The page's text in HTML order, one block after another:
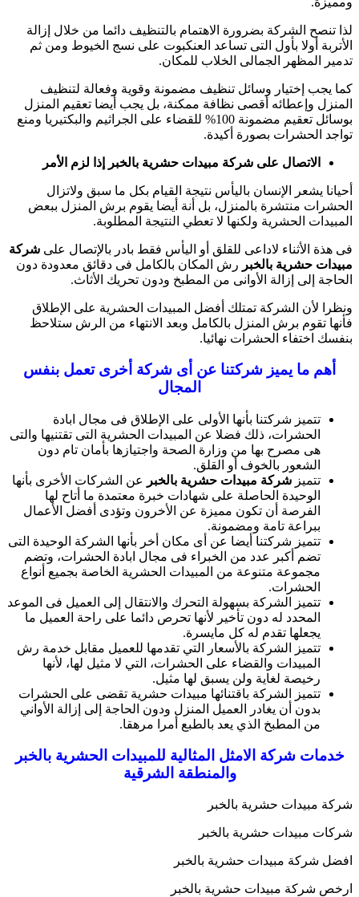
لذا تنصح الشركة بضرورة الاهتمام بالتنظيف دائما من خلال إزالة
الأتربة أولا بأول التى تساعد العنكبوت على نسج الخيوط ومن ثم
تدمير المظهر الجمالى الخلاب للمكان.
كما يجب إختيار وسائل تنظيف مضمونة وقوية وفعالة لتنظيف
المنزل وإعطائه أقصى نظافة ممكنة، بل يجب أيضا تعقيم المنزل
بوسائل تعقيم مضمونة 100% للقضاء على الجراثيم والبكتيريا ومنع
تواجد الحشرات بصورة أكيدة.
الاتصال على شركة مبيدات حشرية بالخبر إذا لزم الأمر
أحيانا يشعر الإنسان باليأس نتيجة القيام بكل ما سبق ولاتزال
الحشرات منتشرة بالمنزل، بل أنة أيضا يقوم برش المنزل ببعض
المبيدات الحشرية ولكنها لا تعطي النتيجة المطلوبة.
فى هذة الأثناء لاداعى للقلق أو اليأس فقط بادر بالإتصال على شركة
مبيدات حشرية بالخبر رش المكان بالكامل فى دقائق معدودة دون
الحاجة إلى إزالة الأوانى من المطبخ ودون تحريك الأثاث.
ونظرا لأن الشركة تمتلك أفضل المبيدات الحشرية على الإطلاق
فأنها تقوم برش المنزل بالكامل وبعد الانتهاء من الرش ستلاحظ
بنفسك اختفاء الحشرات نهائيا.
أهم ما يميز شركتنا عن أى شركة أخرى تعمل بنفس
المجال
تتميز شركتنا بأنها الأولى على الإطلاق فى مجال ابادة
الحشرات، ذلك فضلا عن المبيدات الحشرية التى تقتنيها والتى
هى مصرح بها من وزارة الصحة واجتيازها بأمان تام دون
الشعور بالخوف أو القلق.
تتميز شركة مبيدات حشرية بالخبر
عن الشركات الأخرى بأنها
الوحيدة الحاصلة على شهادات خبرة معتمدة ما أتاح لها
الفرصة أن تكون مميزة عن الأخرون وتؤدى أفضل الأعمال
ببراعة تامة ومضمونة.
تتميز شركتنا أيضا عن أى مكان أخر بأنها الشركة الوحيدة التى
تضم أكبر عدد من الخبراء فى مجال ابادة الحشرات، وتضم
مجموعة متنوعة من المبيدات الحشرية الخاصة بجميع أنواع
الحشرات.
تتميز الشركة بسهولة التحرك والانتقال إلى العميل فى الموعد
المحدد له دون تأخير لأنها تحرص دائما على راحة العميل ما
يجعلها تقدم له كل مايسرة.
تتميز الشركة بالأسعار التي تقدمها للعميل مقابل خدمة رش
المبيدات والقضاء على الحشرات، التي لا مثيل لها، لأنها
رخيصة لغاية ولن يسبق لها مثيل.
تتميز الشركة باقتنائها مبيدات حشرية تقضى على الحشرات
بدون أن يغادر العميل المنزل ودون الحاجة إلى إزالة الأواني
من المطبخ الذي يعد بالطبع أمرا مرهقا.
خدمات شركة الامثل المثالية للمبيدات الحشرية بالخبر
والمنطقة الشرقية
شركة مبيدات حشرية بالخبر
شركات مبيدات حشرية بالخبر
افضل شركة مبيدات حشرية بالخبر
ارخص شركة مبيدات حشرية بالخبر